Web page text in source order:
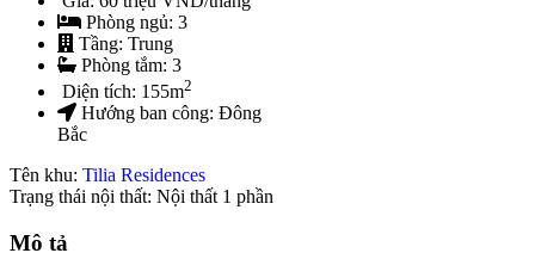
Phòng ngủ: 3
Tầng: Trung
Phòng tắm: 3
Diện tích: 155m2
Hướng ban công: Đông
Bắc
Tên khu: Tilia Residences
Trạng thái nội thất: Nội thất 1 phần
Mô tả